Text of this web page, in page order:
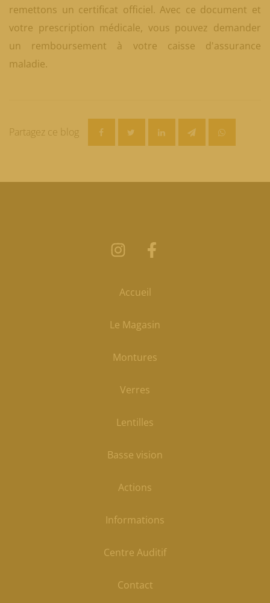
remettons un certificat officiel. Avec ce document et
votre prescription médicale, vous pouvez demander
un remboursement à votre caisse d'assurance
maladie.
Partagez ce blog
Accueil
Le Magasin
Montures
Verres
Lentilles
Basse vision
Actions
Informations
Centre Auditif
Contact